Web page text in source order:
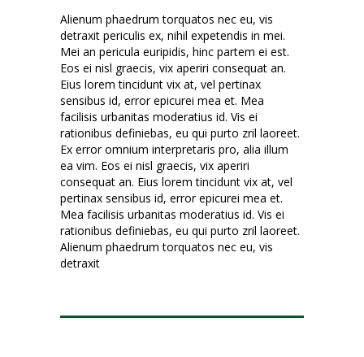
Alienum phaedrum torquatos nec eu, vis
detraxit periculis ex, nihil expetendis in mei.
Mei an pericula euripidis, hinc partem ei est.
Eos ei nisl graecis, vix aperiri consequat an.
Eius lorem tincidunt vix at, vel pertinax
sensibus id, error epicurei mea et. Mea
facilisis urbanitas moderatius id. Vis ei
rationibus definiebas, eu qui purto zril laoreet.
Ex error omnium interpretaris pro, alia illum
ea vim. Eos ei nisl graecis, vix aperiri
consequat an. Eius lorem tincidunt vix at, vel
pertinax sensibus id, error epicurei mea et.
Mea facilisis urbanitas moderatius id. Vis ei
rationibus definiebas, eu qui purto zril laoreet.
Alienum phaedrum torquatos nec eu, vis
detraxit